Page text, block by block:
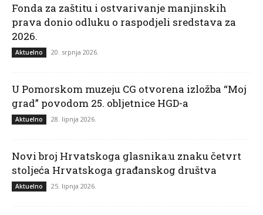
Fonda za zaštitu i ostvarivanje manjinskih
prava donio odluku o raspodjeli sredstava za
2026.
Aktuelno 20. srpnja 2026.
U Pomorskom muzeju CG otvorena izložba “Moj
grad” povodom 25. obljetnice HGD-a
Aktuelno 28. lipnja 2026.
Novi broj Hrvatskoga glasnika:u znaku četvrt
stoljeća Hrvatskoga građanskog društva
Aktuelno 25. lipnja 2026.